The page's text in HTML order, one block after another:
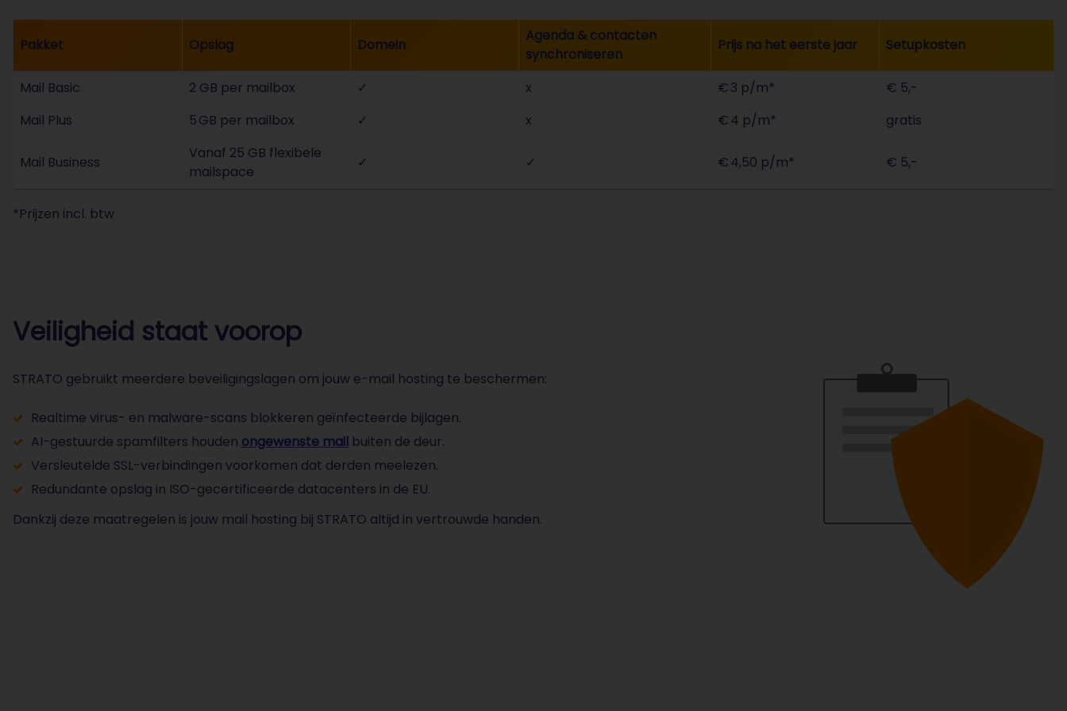
Pakket Opslag Domein
Agenda & contacten
synchroniseren
Prijs na het eerste jaar Setupkosten
Mail Basic 2 GB per mailbox ✓ x € 3 p/m*
€ 5,-
Mail Plus
5 GB per mailbox ✓ x € 4 p/m* gratis
Mail Business
Vanaf 25 GB flexibele
mailspace
✓ ✓ € 4,50 p/m* € 5,-
*Prijzen incl. btw
Veiligheid staat voorop
STRATO gebruikt meerdere beveiligingslagen om jouw e-mail hosting te beschermen:
Realtime virus- en malware-scans blokkeren geïnfecteerde bijlagen.
AI-gestuurde spamfilters houden ongewenste mailbuiten de deur.
Versleutelde SSL-verbindingen voorkomen dat derden meelezen.
Redundante opslag in ISO-gecertificeerde datacenters in de EU.
Dankzij deze maatregelen is jouw mail hosting bij STRATO altijd in vertrouwde handen.